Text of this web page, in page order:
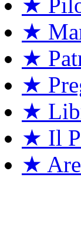
★
★
★
★
★
★ Il
★